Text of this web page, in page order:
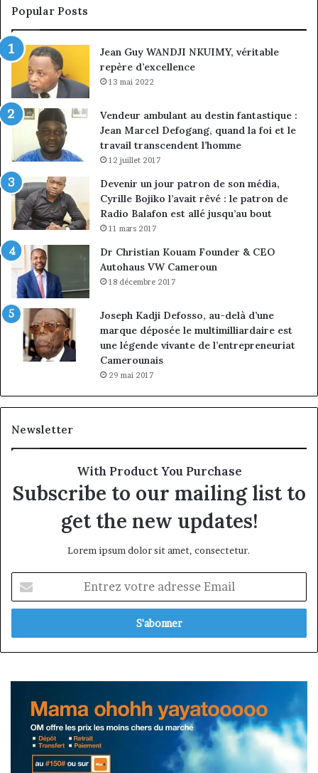
sous
discipline
Popular Posts
Jean Guy WANDJI NKUIMY, véritable
repère d’excellence
13 mai 2022
Vendeur ambulant au destin fantastique :
Jean Marcel Defogang, quand la foi et le
travail transcendent l’homme
12 juillet 2017
Devenir un jour patron de son média,
Cyrille Bojiko l’avait rêvé : le patron de
Radio Balafon est allé jusqu’au bout
11 mars 2017
Dr Christian Kouam Founder & CEO
Autohaus VW Cameroun
18 décembre 2017
Joseph Kadji Defosso, au-delà d’une
marque déposée le multimilliardaire est
une légende vivante de l’entrepreneuriat
Camerounais
29 mai 2017
Newsletter
With Product You Purchase
Subscribe to our mailing list to
get the new updates!
Lorem ipsum dolor sit amet, consectetur.
votre
adresse